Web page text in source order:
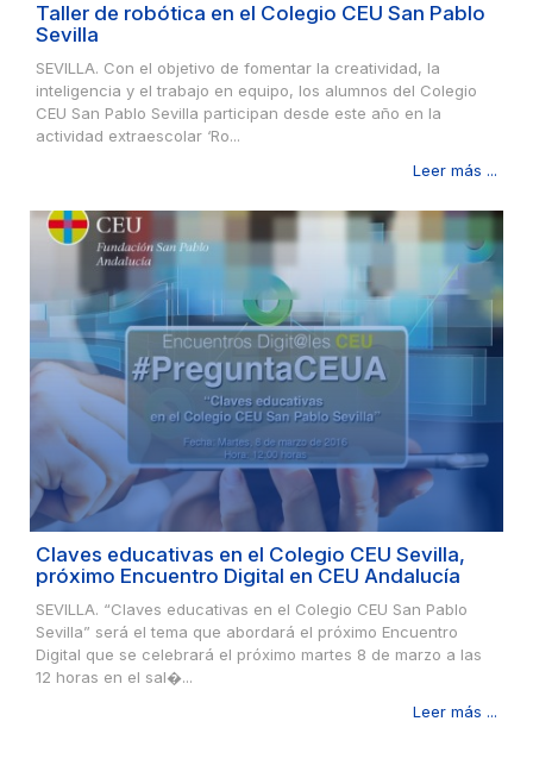
Taller de robótica en el Colegio CEU San Pablo
Sevilla
SEVILLA. Con el objetivo de fomentar la creatividad, la
inteligencia y el trabajo en equipo, los alumnos del Colegio
CEU San Pablo Sevilla participan desde este año en la
actividad extraescolar ‘Ro...
Leer más ...
Claves educativas en el Colegio CEU Sevilla,
próximo Encuentro Digital en CEU Andalucía
SEVILLA. “Claves educativas en el Colegio CEU San Pablo
Sevilla” será el tema que abordará el próximo Encuentro
Digital que se celebrará el próximo martes 8 de marzo a las
12 horas en el sal�...
Leer más ...